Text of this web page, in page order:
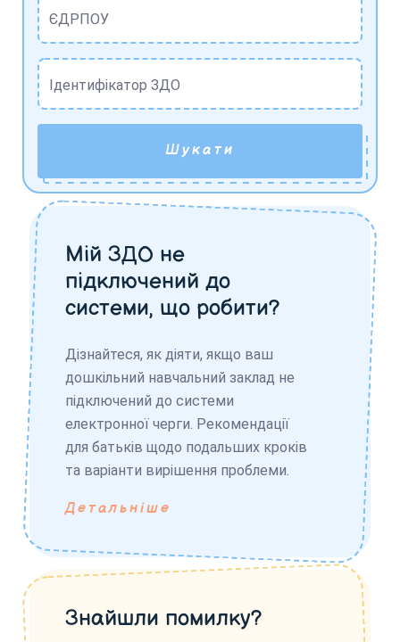
ЄДРПОУ
Ідентифікатор ЗДО
Шукати
Мій ЗДО не
підключений до
системи, що робити?
Дізнайтеся, як діяти, якщо ваш
дошкільний навчальний заклад не
підключений до системи
електронної черги. Рекомендації
для батьків щодо подальших кроків
та варіанти вирішення проблеми.
Детальніше
Знайшли помилку?